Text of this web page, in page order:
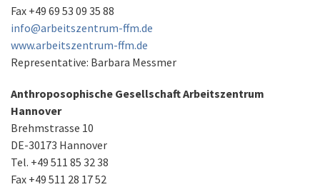
Fax +49 69 53 09 35 88
info@arbeitszentrum-ffm.de
www.arbeitszentrum-ffm.de
Representative: Barbara Messmer
Anthroposophische Gesellschaft Arbeitszentrum
Hannover
Brehmstrasse 10
DE-30173 Hannover
Tel. +49 511 85 32 38
Fax +49 511 28 17 52